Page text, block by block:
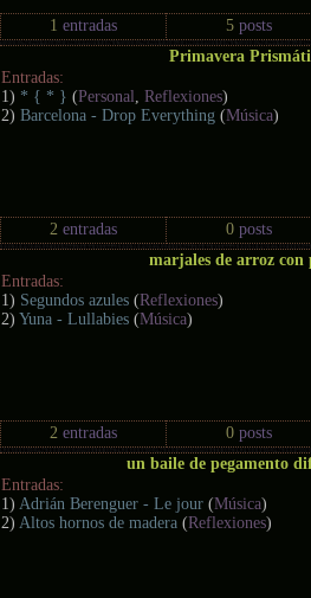
1 entradas 5posts
Primavera
Entradas:
1) * { * } (Personal ,Reflexiones)
2)Barcelona - Drop Everything (Música)
2 entradas 0posts
marjales de arroz con
Entradas:
1) Segundos azules (Reflexiones)
2)Yuna - Lullabies (Música)
2 entradas 0posts
un baile de pegamento
Entradas:
1) Adrián Berenguer - Le jour (Música)
2) Altos hornos de madera (Reflexiones)